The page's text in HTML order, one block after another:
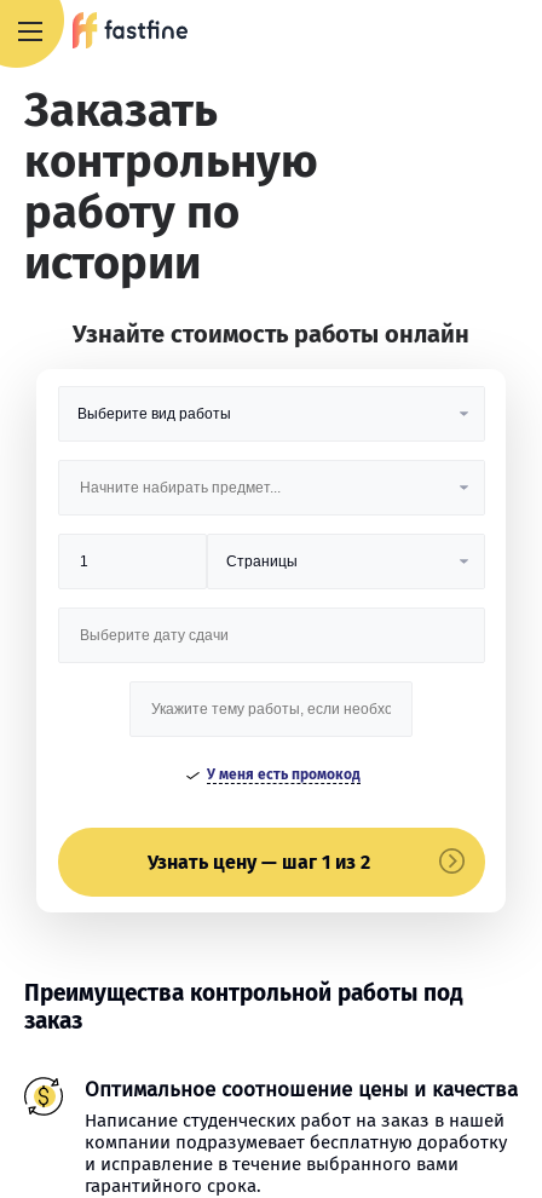
Заказать
контрольную
работу по
истории
Узнайте стоимость работы онлайн
У меня есть промокод
Узнать цену — шаг 1 из 2
Преимущества контрольной работы под
заказ
Оптимальное соотношение цены и качества
Написание студенческих работ на заказ в нашей
компании подразумевает бесплатную доработку
и исправление в течение выбранного вами
гарантийного срока.